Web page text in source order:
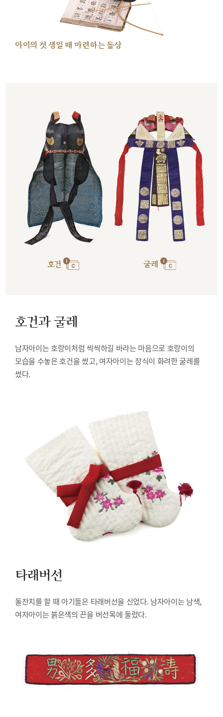
아이의 첫 생일 때 마련하는 돌상
호건 굴레
호건과 굴레
남자아이는 호랑이처럼 씩씩하길 바라는 마음으로 호랑이의
모습을 수놓은 호건을 썼고, 여자아이는 장식이 화려한 굴레를
썼다.
타래버선
돌잔치를 할 때 아기들은 타래버선을 신었다. 남자아이는 남색,
여자아이는 붉은색의 끈을 버선목에 둘렀다.